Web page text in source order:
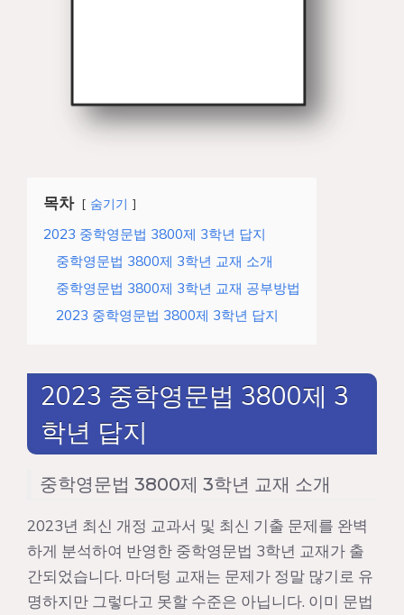
목차 숨기기
2023 중학영문법 3800제 3학년 답지
중학영문법 3800제 3학년 교재 소개
중학영문법 3800제 3학년 교재 공부방법
2023 중학영문법 3800제 3학년 답지
2023 중학영문법 3800제 3
학년 답지
중학영문법 3800제 3학년 교재 소개
2023년 최신 개정 교과서 및 최신 기출 문제를 완벽
하게 분석하여 반영한 중학영문법 3학년 교재가 출
간되었습니다. 마더텅 교재는 문제가 정말 많기로 유
명하지만 그렇다고 못할 수준은 아닙니다. 이미 문법